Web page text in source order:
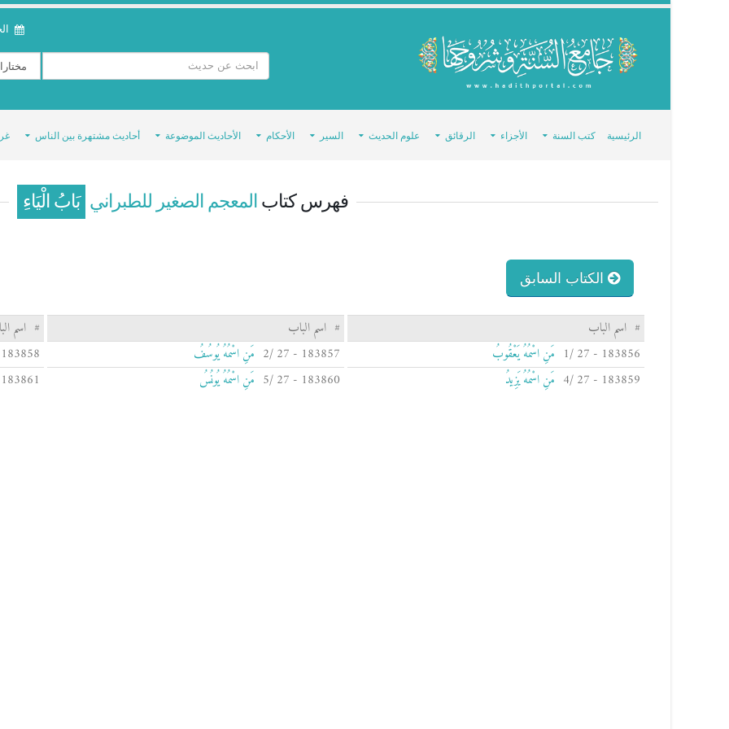
الرئيسية كتب السنة الأجزاء الرقائق علوم الحديث السير الأحكام الأحاديث الموضوعة أحاديث مشتهرة بين الناس
فهرس كتاب المعجم الصغير للطبراني بَابُ الْيَاءِ
الكتاب السابق
# اسم الباب # اسم الباب # اسم
183856 - 27 /1
مَنِ اسْمُهُ يَعْقُوبُ 183857 - 27 /2 مَنِ اسْمُهُ يُوسُفُ 183858 - 27 /3
183859 - 27 /4
مَنِ اسْمُهُ يَزِيدُ 183860 - 27 /5 مَنِ اسْمُهُ يُونُسُ 183861 - 27 /6